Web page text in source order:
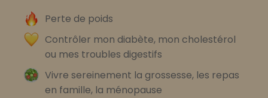
Perte de poids
Contrôler mon diabète, mon cholestérol
ou mes troubles digestifs
Vivre sereinement la grossesse, les repas
en famille, la ménopause